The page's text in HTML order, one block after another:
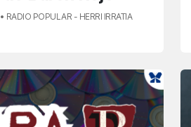
POPULAR - HERRI IRRATIA